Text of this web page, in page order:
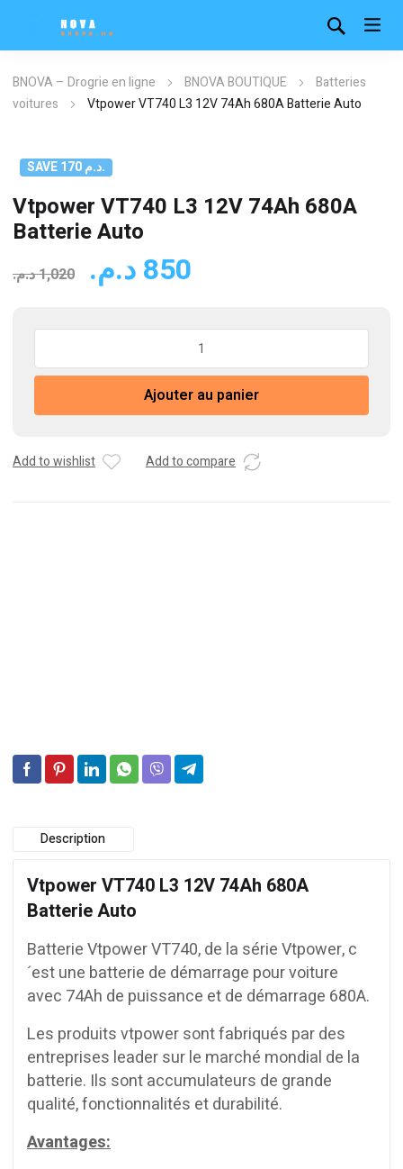
BNOVA – Drogrie en ligne BNOVA BOUTIQUE
Batteries
voitures
Vtpower VT740 L3 12V 74Ah 680A Batterie Auto
SAVE 170 د.م.
Vtpower VT740 L3 12V 74Ah 680A
Batterie Auto
1,020د.م. Le
prix
initial
1,020 د.م..
850د.م.
actuel
est :
850 د.م..
Vtpower
L3
74Ah
Ajouter au panier
Add to wishlist Add to compare
Description
Vtpower VT740 L3 12V 74Ah 680A
Batterie Auto
Batterie Vtpower VT740, de la série Vtpower, c
´est une batterie de démarrage pour voiture
avec 74Ah de puissance et de démarrage 680A.
Les produits vtpower sont fabriqués par des
entreprises leader sur le marché mondial de la
batterie. Ils sont accumulateurs de grande
qualité, fonctionnalités et durabilité.
Avantages: